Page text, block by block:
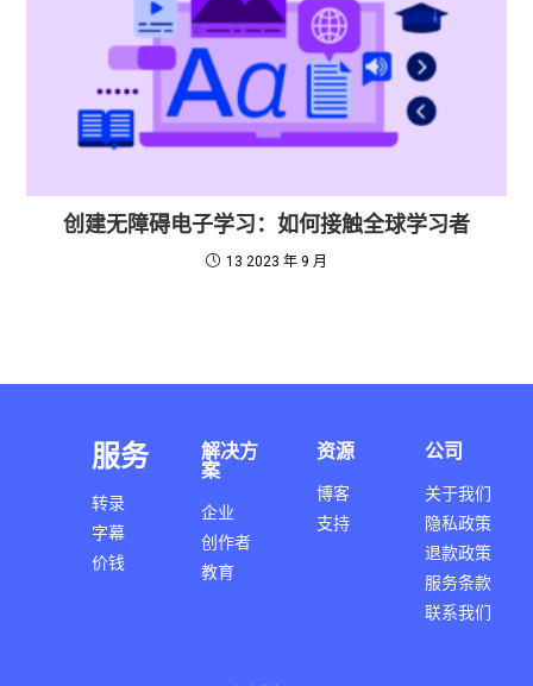
创建无障碍电子学习：如何接触全球学习者
13 2023 年 9 月
服务
转录
字幕
价钱
解决方
案
企业
创作者
教育
资源
博客
支持
公司
关于我们
隐私政策
退款政策
服务条款
联系我们